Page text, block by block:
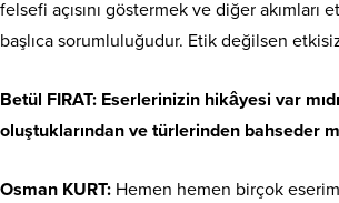
felsefi açısını göstermek ve diğer akımları
başlıca sorumluluğudur. Etik değilsen
Betül FIRAT: Eserlerinizin hikâyesi var
oluştuklarından ve türlerinden bahseder
Osman KURT: Hemen hemen birçok